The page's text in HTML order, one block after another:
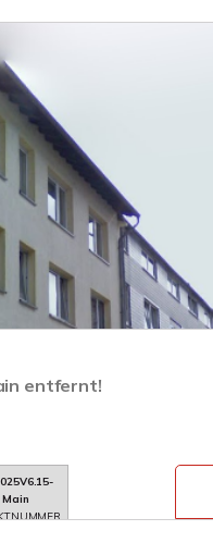
entfernt!
Main